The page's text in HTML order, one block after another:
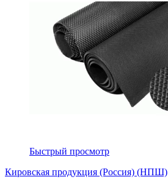
Быстрый просмотр
Кировская продукция (Россия) (НПШ)